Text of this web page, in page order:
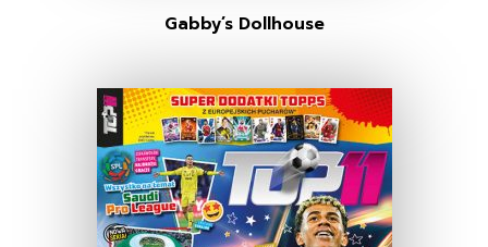
Gabby’s Dollhouse